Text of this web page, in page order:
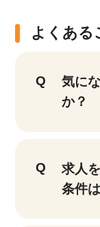
よくある
気に
か？
求人
条件